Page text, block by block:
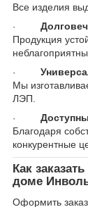
Все изделия
·
Продукция
·
Мы
ЛЭП.
·
Благодаря
конкурентные
Как
доме
Оформить